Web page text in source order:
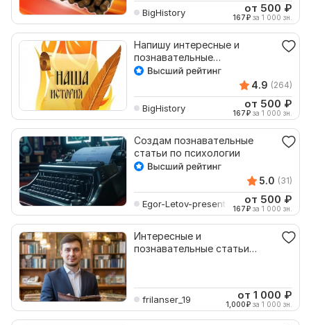
BigHistory от 500 ₽
167₽ за 1 000 зн.
Напишу интересные и
познавательные
исторические статьи
4.9 (264)
BigHistory от 500 ₽
167₽ за 1 000 зн.
Создам познавательные
статьи по психологии
5.0 (31)
Egor-Letov-present от 500 ₽
167₽ за 1 000 зн.
Интересные и
познавательные статьи
frilanser_19 от 1 000 ₽
1,000₽ за 1 000 зн.